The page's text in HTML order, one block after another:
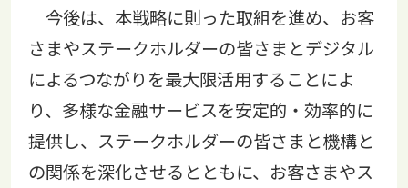
今後は、本戦略に則った取組を進め、お客
さまやステークホルダーの皆さまとデジタル
によるつながりを最大限活用することによ
り、多様な金融サービスを安定的・効率的に
提供し、ステークホルダーの皆さまと機構と
の関係を深化させるとともに、お客さまやス